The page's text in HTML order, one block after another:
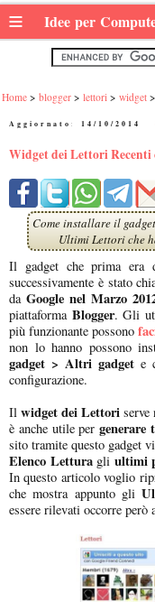
≡ Idee per
Home blogger lettori widget
Aggiornato: 14/10/2014
Widget dei Lettori Recenti
Come installare il
Ultimi Lettori che
Il gadget che prima era
successivamente è stato
da Google nel Marzo
piattaforma Blogger. Gli
più funzionante possono
non lo hanno possono
gadget > Altri gadgete
configurazione.
Il widget dei Lettori serve
è anche utile pergenerare
sito tramite questo gadget
Elenco Letturagli ultimi
In questo articolo voglio
che mostra appunto gli
essere rilevati occorre però